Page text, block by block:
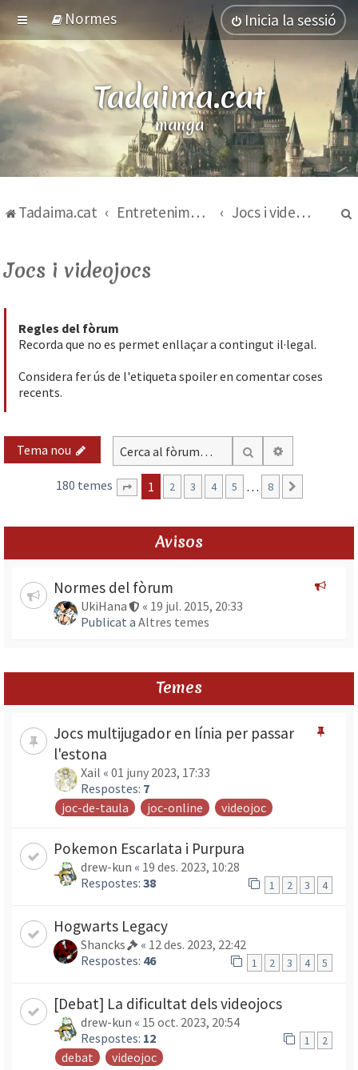
Normes Inicia la sessió
Tadaima.cat
manga
Tadaima.cat Entreteniment Jocs i videojocs
Jocs i videojocs
Regles del fòrum
Recorda que no es permet enllaçar a contingut il·legal.
Considera fer ús de l'etiqueta spoiler en comentar coses
recents.
Tema nou Cerca
180 temes Pàgina 1de8
1 2 3 4 5 … 8
Avisos
Normes del fòrum
UkiHana « 19 jul. 2015, 20:33
Publicat a Altres temes
Temes
Jocs multijugador en línia per passar
l'estona
Xail « 01 juny 2023, 17:33
Respostes: 7
joc-de-taula
joc-online videojoc
Pokemon Escarlata i Purpura
drew-kun « 19 des. 2023, 10:28
Respostes: 38 1 2 3 4
Hogwarts Legacy
Shancks « 12 des. 2023, 22:42
Respostes: 46 1 2 3 4 5
[Debat] La dificultat dels videojocs
drew-kun « 15 oct. 2023, 20:54
Respostes: 12 1 2
debat videojoc